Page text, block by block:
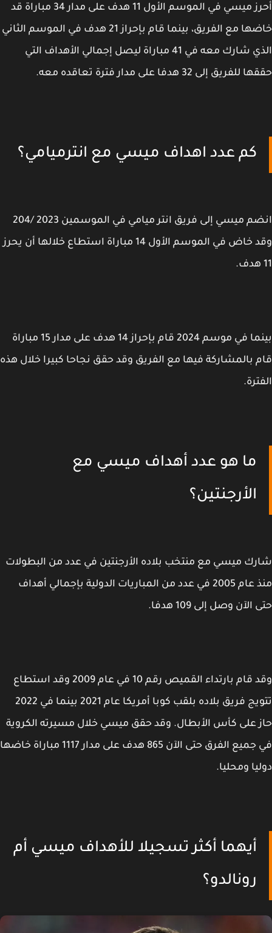
أحرز ميسي في الموسم الأول 11 هدف على مدار 34 مباراة قد
خاضها مع الفريق، بينما قام بإحراز 21 هدف في الموسم الثاني
الذي شارك معه في 41 مباراة ليصل إجمالي الأهداف التي
إلى 32 هدفا على مدار فترة تعاقده معه.
كم عدد اهداف ميسي مع انترميامي؟
انضم ميسي إلى فريق انتر ميامي في الموسمين 2023 /204
وقد خاض في الموسم الأول 14 مباراة استطاع خلالها أن يحرز
بينما في موسم 2024 قام بإحراز 14 هدف على مدار 15 مباراة
بالمشاركة فيها مع الفريق وقد حقق نجاحا كبيرا خلال هذه
ما هو عدد أهداف ميسي مع
الأرجنتين؟
ميسي مع منتخب بلاده الأرجنتين في عدد من البطولات
منذ عام 2005 في عدد من المباريات الدولية بإجمالي أهداف
وصل إلى 109 هدفا.
وقد قام بارتداء القميص رقم 10 في عام 2009 وقد استطاع
تتويج فريق بلاده بلقب كوبا أمريكا عام 2021 بينما في 2022
على كأس الأبطال. وقد حقق ميسي خلال مسيرته الكروية
في جميع الفرق حتى الآن 865 هدف على مدار 1117 مباراة خاضها
ومحليا.
أيهما أكثر تسجيلا للأهداف ميسي أم
رونالدو؟